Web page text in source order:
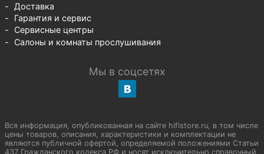
Доставка
Гарантия и сервис
Сервисные центры
Салоны и комнаты прослушивания
Мы в соцсетях
Вся информация, опубликованная на сайте hifistore.ru, в том числе
цены товаров, описания, характеристики и комплектации не
являются публичной офертой, определяемой положениями Статьи
437 Гражданского кодекса РФ и носят исключительно справочный